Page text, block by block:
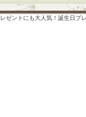
ゼントにも大人気！誕生日プ